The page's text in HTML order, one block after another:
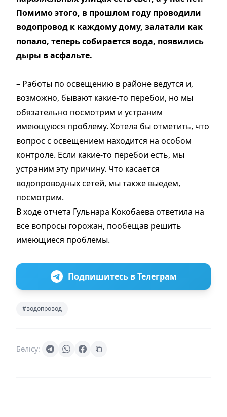
Помимо этого, в прошлом году проводили
водопровод к каждому дому, залатали как
попало, теперь собирается вода, появились
дыры в асфальте.
– Работы по освещению в районе ведутся и,
возможно, бывают какие-то перебои, но мы
обязательно посмотрим и устраним
имеющуюся проблему. Хотела бы отметить, что
вопрос с освещением находится на особом
контроле. Если какие-то перебои есть, мы
устраним эту причину. Что касается
водопроводных сетей, мы также выедем,
посмотрим.
В ходе отчета Гульнара Кокобаева ответила на
все вопросы горожан, пообещав решить
имеющиеся проблемы.
Подпишитесь в Телеграм
#водопровод
Бөлісу: